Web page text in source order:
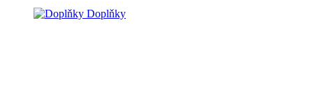
Doplňky